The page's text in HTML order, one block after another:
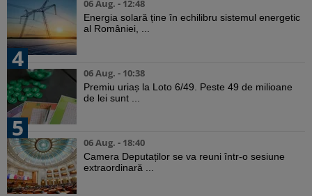
06 Aug. - 12:48
Energia solară ține în echilibru sistemul energetic
al României, ...
4
06 Aug. - 10:38
Premiu uriaș la Loto 6/49. Peste 49 de milioane
de lei sunt ...
5
06 Aug. - 18:40
Camera Deputaților se va reuni într-o sesiune
extraordinară ...